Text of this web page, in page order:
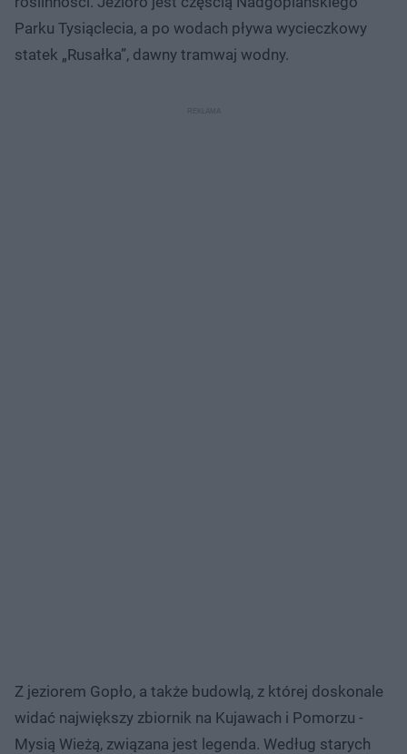
Parku Tysiąclecia, a po wodach pływa wycieczkowy
statek „Rusałka”, dawny tramwaj wodny.
Z jeziorem Gopło, a także budowlą, z której doskonale
widać największy zbiornik na Kujawach i Pomorzu -
Mysią Wieżą, związana jest legenda. Według starych